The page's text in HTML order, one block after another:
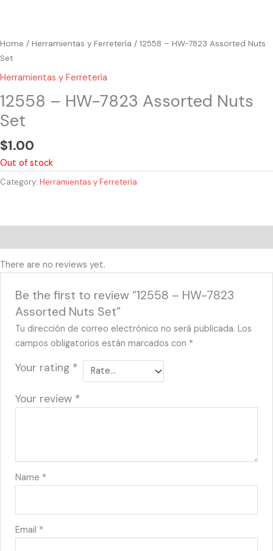
Home / Herramientas y Ferretería / 12558 – HW-7823 Assorted Nuts
Set
Herramientas y Ferretería
12558 – HW-7823 Assorted Nuts
Set
$1.00
Out of stock
Category: Herramientas y Ferretería
There are no reviews yet.
Be the first to review “12558 – HW-7823
Assorted Nuts Set”
Tu dirección de correo electrónico no será publicada. Los
campos obligatorios están marcados con *
Your rating *
Your review *
Name *
Email *